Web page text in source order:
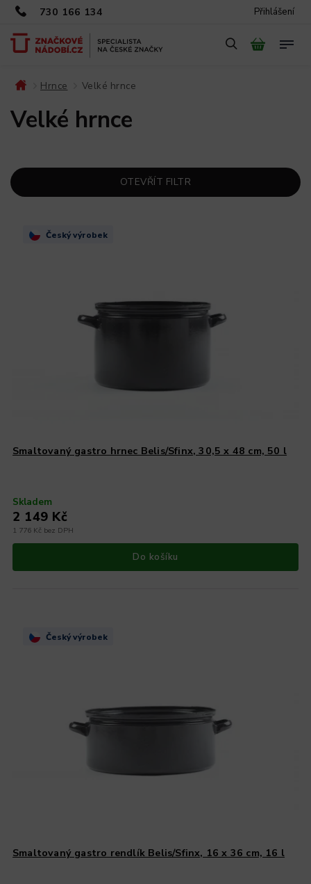
730 166 134 Přihlášení
Hrnce Velké hrnce
Velké hrnce
OTEVŘÍT FILTR
Český výrobek
Smaltovaný gastro hrnec Belis/Sfinx, 30,5 x 48 cm, 50 l
Skladem
1 776 Kč bez DPH
2 149 Kč
Do košíku
Český výrobek
Smaltovaný gastro rendlík Belis/Sfinx, 16 x 36 cm, 16 l